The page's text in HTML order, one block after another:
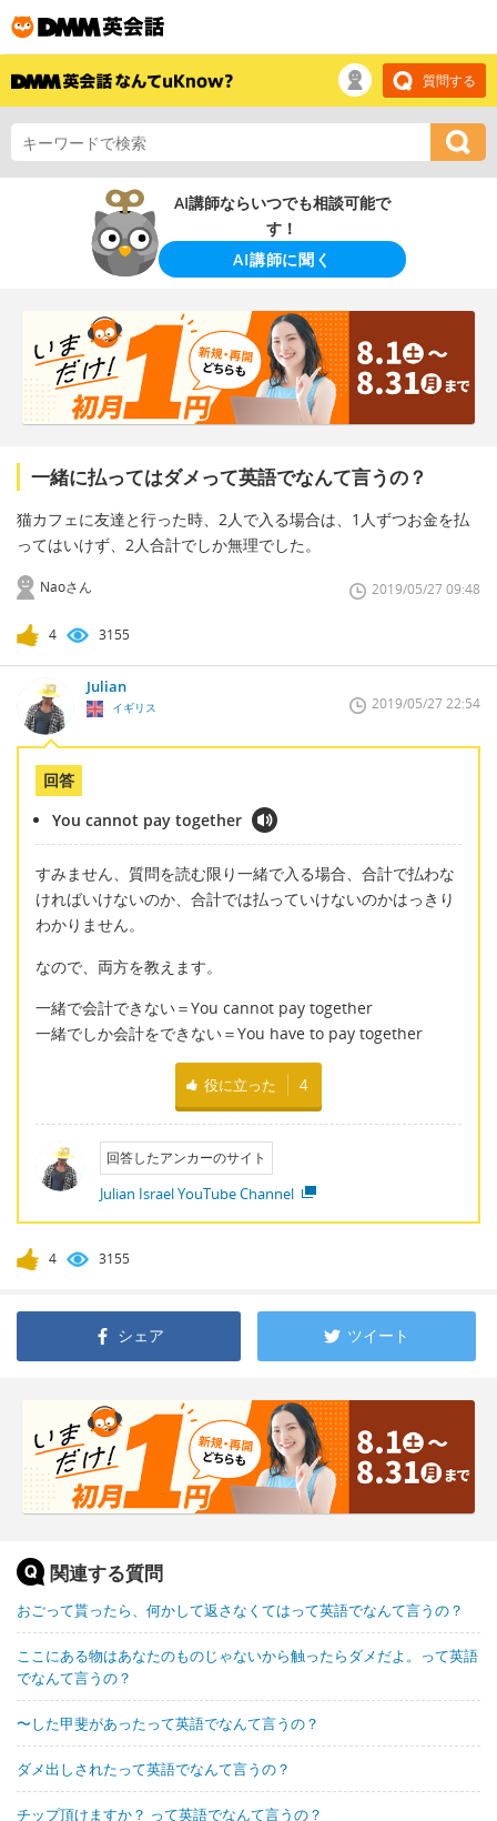
質問する
AI講師ならいつでも相談可能で
す！
AI講師に聞く
一緒に払ってはダメって英語でなんて言うの？
猫カフェに友達と行った時、2人で入る場合は、1人ずつお金を払
ってはいけず、2人合計でしか無理でした。
Naoさん 2019/05/27 09:48
4 3155
Julian
イギリス 2019/05/27 22:54
回答
You cannot pay together
すみません、質問を読む限り一緒で入る場合、合計で払わな
ければいけないのか、合計では払っていけないのかはっきり
わかりません。
なので、両方を教えます。
一緒で会計できない＝You cannot pay together
一緒でしか会計をできない＝You have to pay together
役に立った 4
回答したアンカーのサイト
Julian Israel YouTube Channel
4 3155
シェア ツイート
関連する質問
おごって貰ったら、何かして返さなくてはって英語でなんて言うの？
ここにある物はあなたのものじゃないから触ったらダメだよ。って英語
でなんて言うの？
〜した甲斐があったって英語でなんて言うの？
ダメ出しされたって英語でなんて言うの？
チップ頂けますか？ って英語でなんて言うの？